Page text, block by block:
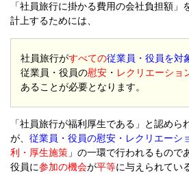
「社員旅行に掛かる費用の会社負担額」
計上するためには、
社員旅行がすべての従業員・役員を対
従業員・役員の慰安 ・ レクリエーショ
あることが必要となります。
「社員旅行が福利厚生である」と認めら
が、 従業員・役員の慰安・レクリエーシ
利・厚生施策 」の一環で行われるもので
役員に参加の機会が平等に与えられてい